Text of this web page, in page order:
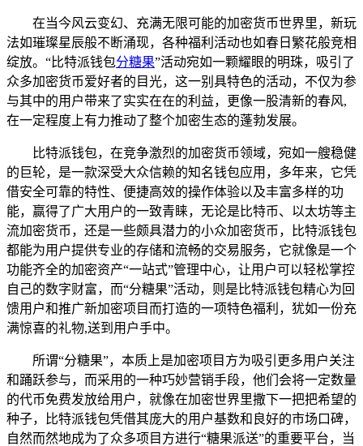
在当今风云变幻、充满无限可能的加密货币世界里，新玩
法如璀璨星辰般不断涌现，各种福利活动也如春日繁花般竞相
绽放。“比特派钱包分糖果”活动宛如一颗耀眼的明珠，吸引了
众多加密货币爱好者的目光，这一别具特色的活动，不仅为参
与其中的用户带来了实实在在的利益，更像一股清新的春风,
在一定程度上有力推动了整个加密生态的蓬勃发展。
比特派钱包，在竞争激烈的加密货币领域，宛如一艘稳健
的巨轮，是一款深受大众信赖的知名钱包应用，多年来，它凭
借安全可靠的特性、便捷高效的操作体验以及丰富多样的功
能，赢得了广大用户的一致青睐，无论是比特币、以太坊等主
流加密货币，还是一些颇具潜力的小众加密货币，比特派钱包
都能为用户提供专业的存储和流畅的交易服务，它就像是一个
功能齐全的加密资产“一站式”管理中心，让用户可以轻松掌控
自己的数字财富，而“分糖果”活动，则是比特派钱包精心为回
馈用户和推广新加密项目而打造的一项特色福利，犹如一份充
满惊喜的礼物,送到用户手中。
所谓“分糖果”，本质上是加密项目方为吸引更多用户关注
和踊跃参与，而采用的一种巧妙营销手段，他们会将一定数量
的代币免费发放给用户，就像在加密世界里撒下一把把希望的
种子，比特派钱包凭借其庞大的用户基数和良好的市场口碑，
自然而然地成为了众多项目方进行“糖果派送”的重要平台，当